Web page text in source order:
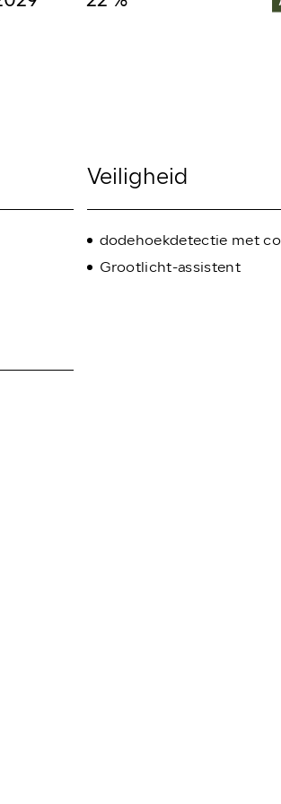
Veiligheid
dodehoekdetectie met
Grootlicht-assistent